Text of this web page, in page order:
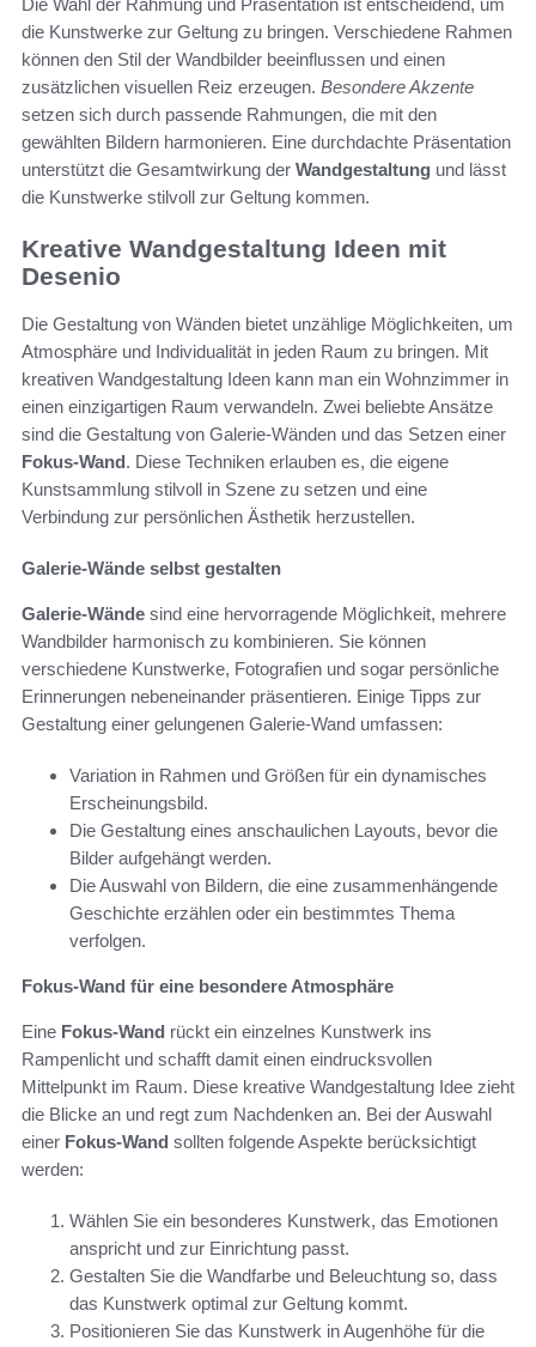
die Kunstwerke zur Geltung zu bringen. Verschiedene Rahmen
können den Stil der Wandbilder beeinflussen und einen
zusätzlichen visuellen Reiz erzeugen. Besondere Akzente
setzen sich durch passende Rahmungen, die mit den
gewählten Bildern harmonieren. Eine durchdachte Präsentation
unterstützt die Gesamtwirkung der Wandgestaltung und lässt
die Kunstwerke stilvoll zur Geltung kommen.
Kreative Wandgestaltung Ideen mit
Desenio
Die Gestaltung von Wänden bietet unzählige Möglichkeiten, um
Atmosphäre und Individualität in jeden Raum zu bringen. Mit
kreativen Wandgestaltung Ideen kann man ein Wohnzimmer in
einen einzigartigen Raum verwandeln. Zwei beliebte Ansätze
sind die Gestaltung von Galerie-Wänden und das Setzen einer
Fokus-Wand. Diese Techniken erlauben es, die eigene
Kunstsammlung stilvoll in Szene zu setzen und eine
Verbindung zur persönlichen Ästhetik herzustellen.
Galerie-Wände selbst gestalten
Galerie-Wände sind eine hervorragende Möglichkeit, mehrere
Wandbilder harmonisch zu kombinieren. Sie können
verschiedene Kunstwerke, Fotografien und sogar persönliche
Erinnerungen nebeneinander präsentieren. Einige Tipps zur
Gestaltung einer gelungenen Galerie-Wand umfassen:
Variation in Rahmen und Größen für ein dynamisches
Erscheinungsbild.
Die Gestaltung eines anschaulichen Layouts, bevor die
Bilder aufgehängt werden.
Die Auswahl von Bildern, die eine zusammenhängende
Geschichte erzählen oder ein bestimmtes Thema
verfolgen.
Fokus-Wand für eine besondere Atmosphäre
Eine Fokus-Wand rückt ein einzelnes Kunstwerk ins
Rampenlicht und schafft damit einen eindrucksvollen
Mittelpunkt im Raum. Diese kreative Wandgestaltung Idee zieht
die Blicke an und regt zum Nachdenken an. Bei der Auswahl
einer Fokus-Wand sollten folgende Aspekte berücksichtigt
werden:
Wählen Sie ein besonderes Kunstwerk, das Emotionen
anspricht und zur Einrichtung passt.
Gestalten Sie die Wandfarbe und Beleuchtung so, dass
das Kunstwerk optimal zur Geltung kommt.
Positionieren Sie das Kunstwerk in Augenhöhe für die